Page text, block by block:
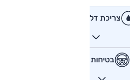
צריכת דלק
בטיחות